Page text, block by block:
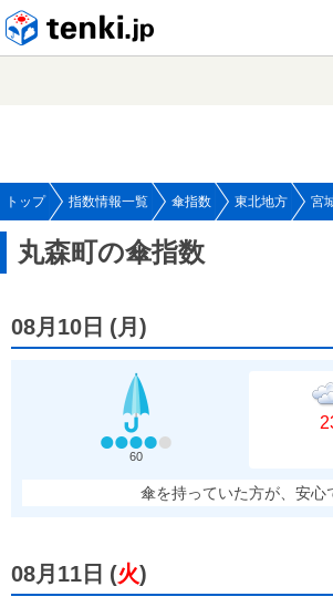
トップ 指数情報一覧 傘指数 東北地方 宮
丸森町の傘指数
08月10日 (月 )
60
傘を持っていた方が、安心
08月11日 (火)